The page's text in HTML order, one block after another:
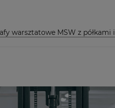
warsztatowe MSW z półkami